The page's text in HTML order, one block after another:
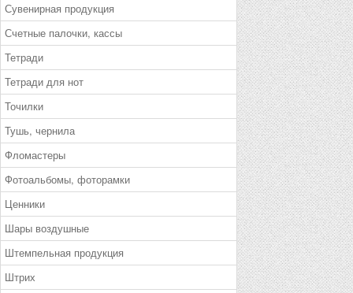
Сувенирная продукция
Счетные палочки, кассы
Тетради
Тетради для нот
Точилки
Тушь, чернила
Фломастеры
Фотоальбомы, фоторамки
Ценники
Шары воздушные
Штемпельная продукция
Штрих